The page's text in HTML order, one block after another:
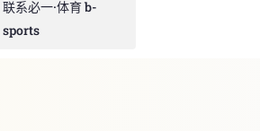
联系必一·体育 b-
sports